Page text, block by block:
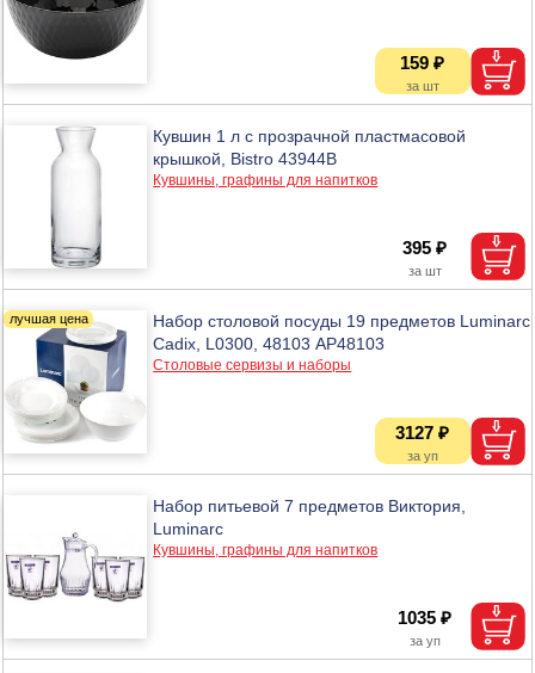
159 ₽
Кувшин 1 л с прозрачной пластмасовой
крышкой, Bistro 43944В
Кувшины, графины для напитков
395 ₽
Набор столовой посуды 19 предметов Luminarc
Cadix, L0300, 48103 АР48103
Столовые сервизы и наборы
3127 ₽
Набор питьевой 7 предметов Виктория,
Luminarc
Кувшины, графины для напитков
1035 ₽